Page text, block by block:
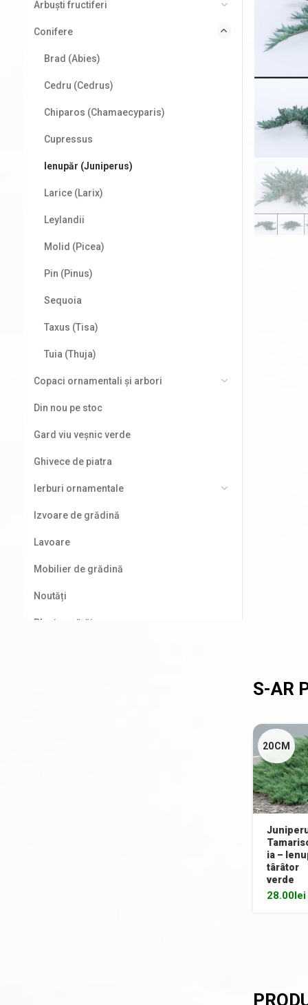
20CM
ia –
târâtor
verde
28.00lei
Arbuști fructiferi
Conifere
Brad (Abies)
Cedru (Cedrus)
Chiparos (Chamaecyparis)
Cupressus
Ienupăr (Juniperus)
Larice (Larix)
Leylandii
Molid (Picea)
Pin (Pinus)
Sequoia
Taxus (Tisa)
Tuia (Thuja)
Copaci ornamentali și arbori
Din nou pe stoc
Gard viu veșnic verde
Ghivece de piatra
Ierburi ornamentale
Izvoare de grădină
Lavoare
Mobilier de grădină
Noutăți
Plante agățătoare